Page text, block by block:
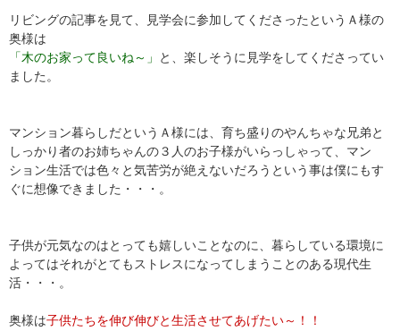
リビングの記事を見て、見学会に参加してくださったというＡ様の
奥様は
「木のお家って良いね～」
と、楽しそうに見学をしてくださってい
ました。
マンション暮らしだというＡ様には、育ち盛りのやんちゃな兄弟と
しっかり者のお姉ちゃんの３人のお子様がいらっしゃって、マン
ション生活では色々と気苦労が絶えないだろうという事は僕にもす
ぐに想像できました・・・。
子供が元気なのはとっても嬉しいことなのに、暮らしている環境に
よってはそれがとてもストレスになってしまうことのある現代生
活・・・。
奥様は子供たちを伸び伸びと生活させてあげたい～！！